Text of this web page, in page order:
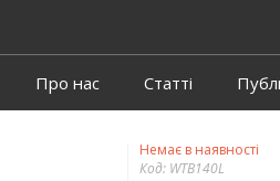
Про нас Статті
Немає в наявності
Код: WTB140L